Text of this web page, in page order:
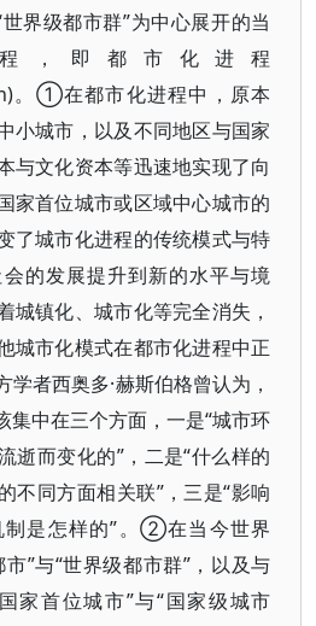
界级都市群”为中心展开的当
，即都市化进程
。①在都市化进程中，原本
小城市，以及不同地区与国家
与文化资本等迅速地实现了向
家首位城市或区域中心城市的
了城市化进程的传统模式与特
的发展提升到新的水平与境
城镇化、城市化等完全消失，
城市化模式在都市化进程中正
者西奥多·赫斯伯格曾认为，
集中在三个方面，一是“城市环
逝而变化的”，二是“什么样的
不同方面相关联”，三是“影响
制是怎样的”。②在当今世界
”与“世界级都市群”，以及与
家首位城市”与“国家级城市